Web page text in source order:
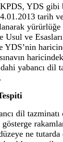
YDS gibi
tarih
ve Esasları
YDS’nin
yabancı dil
dil tazminatı
ne tutarda